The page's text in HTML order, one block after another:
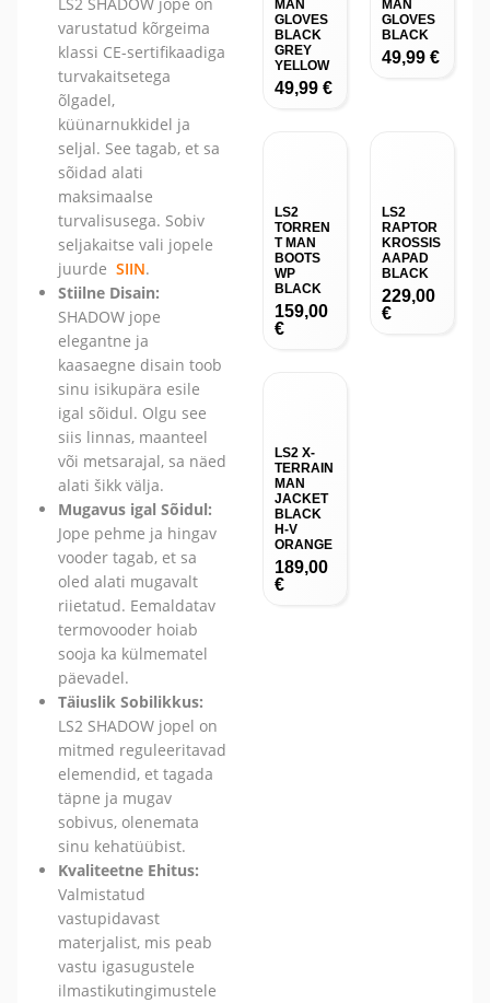
varustatud kõrgeima
klassi CE-sertifikaadiga
turvakaitsetega
õlgadel,
küünarnukkidel ja
seljal. See tagab, et sa
sõidad alati
maksimaalse
turvalisusega. Sobiv
seljakaitse vali jopele
juurde SIIN.
Stiilne Disain:
SHADOW jope
elegantne ja
kaasaegne disain toob
sinu isikupära esile
igal sõidul. Olgu see
siis linnas, maanteel
või metsarajal, sa näed
alati šikk välja.
Mugavus igal Sõidul:
Jope pehme ja hingav
vooder tagab, et sa
oled alati mugavalt
riietatud. Eemaldatav
termovooder hoiab
sooja ka külmematel
päevadel.
Täiuslik Sobilikkus:
LS2 SHADOW jopel on
mitmed reguleeritavad
elemendid, et tagada
täpne ja mugav
sobivus, olenemata
sinu kehatüübist.
Kvaliteetne Ehitus:
Valmistatud
vastupidavast
materjalist, mis peab
vastu igasugustele
ilmastikutingimustele
MAN
GLOVES
BLACK
GREY
YELLOW
49,99 €
MAN
GLOVES
BLACK
49,99 €
LS2
TORREN
T MAN
BOOTS
WP
BLACK
159,00
€
LS2
RAPTOR
KROSSIS
AAPAD
BLACK
229,00
€
LS2 X-
TERRAIN
MAN
JACKET
BLACK
H-V
ORANGE
189,00
€